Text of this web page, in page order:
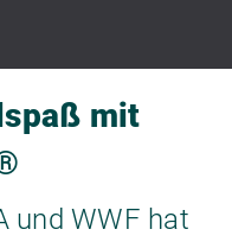
mit
und WWF hat